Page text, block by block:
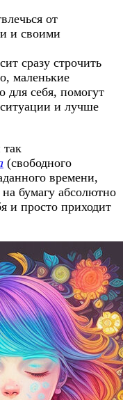
от
и своими
сразу строчить
маленькие
для себя, помогут
и лучше
(свободного
времени,
бумагу абсолютно
и просто приходит